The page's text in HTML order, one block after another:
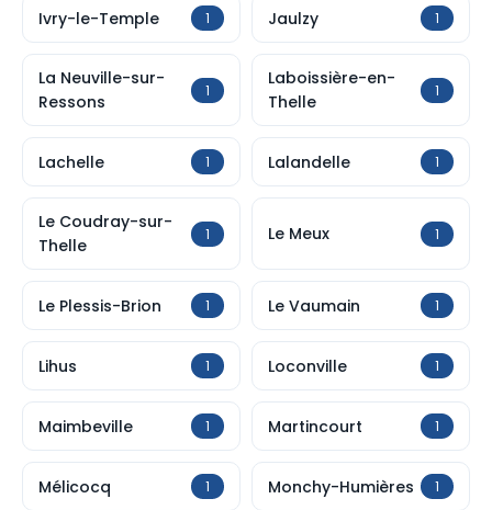
Ivry-le-Temple 1 Jaulzy 1
La Neuville-sur-
Ressons
1
Laboissière-en-
Thelle
1
Lachelle 1 Lalandelle 1
Le Coudray-sur-
Thelle
1 Le Meux 1
Le Plessis-Brion 1 Le Vaumain 1
Lihus 1 Loconville 1
Maimbeville 1 Martincourt 1
Mélicocq 1 Monchy-Humières 1